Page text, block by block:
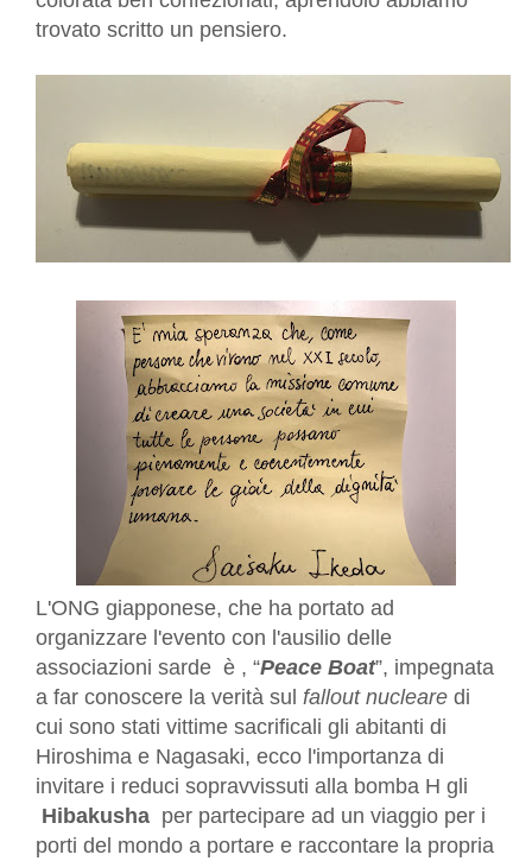
trovato scritto un pensiero.
L'ONG giapponese, che ha portato ad
organizzare l'evento con l'ausilio delle
associazioni sarde è , “Peace Boat”, impegnata
a far conoscere la verità sul fallout nucleare di
cui sono stati vittime sacrificali gli abitanti di
Hiroshima e Nagasaki, ecco l'importanza di
invitare i reduci sopravvissuti alla bomba H gli
Hibakusha per partecipare ad un viaggio per i
porti del mondo a portare e raccontare la propria